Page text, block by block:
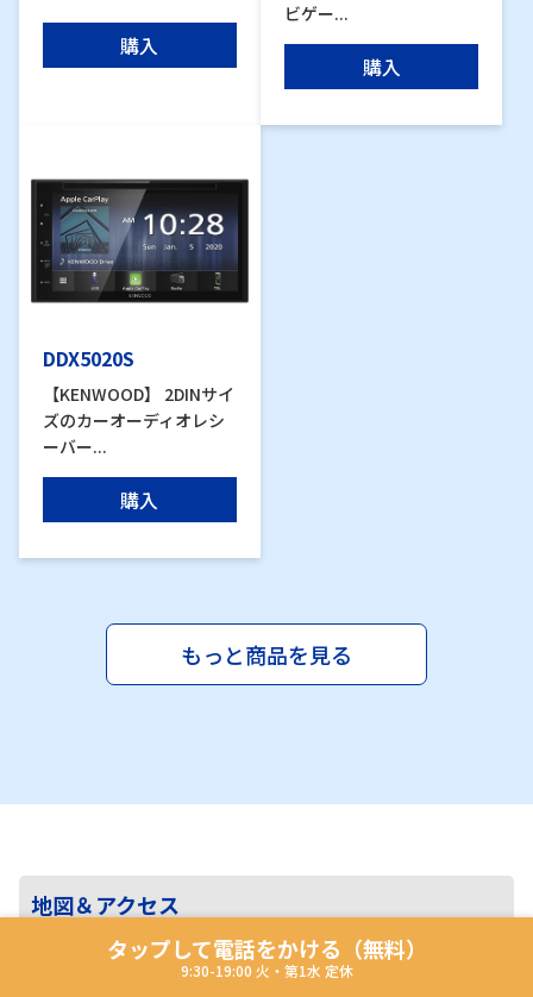
購入
ビゲー...
購入
DDX5020S
【KENWOOD】 2DINサイ
ズのカーオーディオレシ
ーバー...
購入
もっと商品を見る
地図＆アクセス
タップして電話をかける（無料）
9:30-19:00 火・第1水 定休